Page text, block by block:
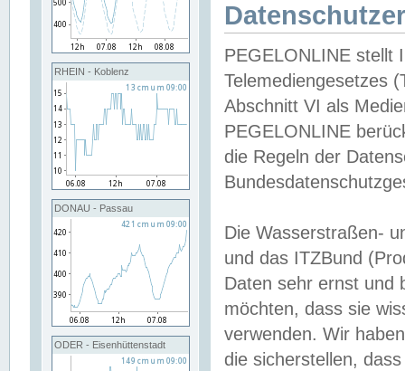
RHEIN - Koblenz
DONAU - Passau
ODER - Eisenhüttenstadt
PEGELONLINE stellt
Telemediengesetzes
Abschnitt VI als
PEGELONLINE
die Regeln der
Die Wasserstraßen-
und das ITZBund
Daten sehr ernst und
möchten, dass sie
verwenden. Wir
die sicherstellen,